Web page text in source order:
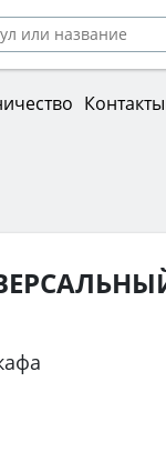
Контакты